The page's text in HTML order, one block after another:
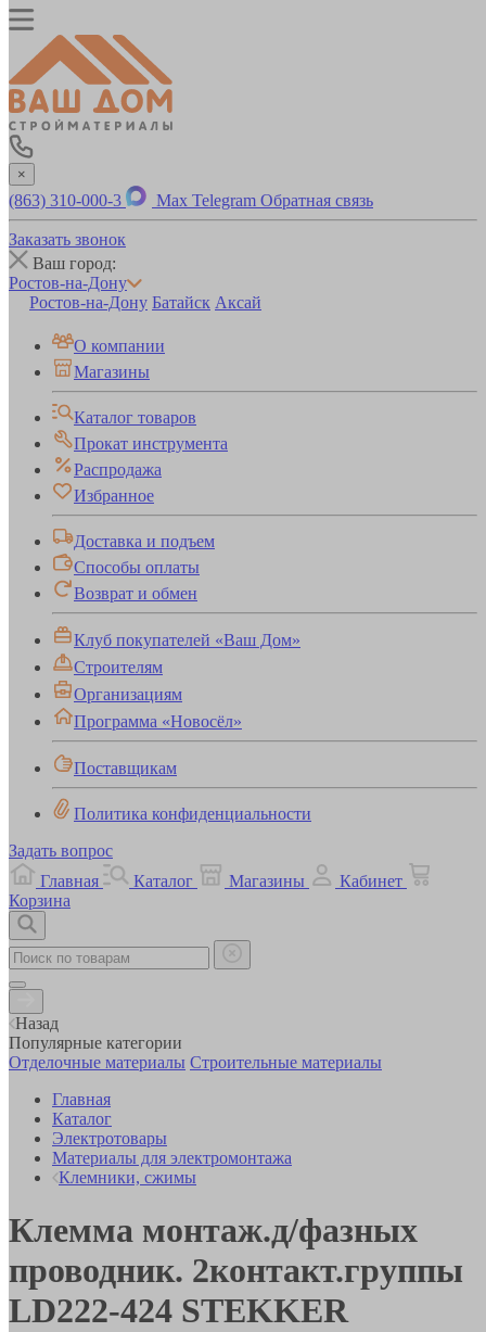
×
(863) 310-000-3 Max Telegram Обратная связь
Заказать звонок
Ваш город:
Ростов-на-Дону
Ростов-на-Дону Батайск Аксай
О компании
Магазины
Каталог товаров
Прокат инструмента
Распродажа
Избранное
Доставка и подъем
Способы оплаты
Возврат и обмен
Клуб покупателей «Ваш Дом»
Строителям
Организациям
Программа «Новосёл»
Поставщикам
Политика конфиденциальности
Задать вопрос
Главная
Каталог Магазины
Кабинет
Корзина
Назад
Популярные категории
Отделочные материалы Строительные материалы
Главная
Каталог
Электротовары
Материалы для электромонтажа
Клемники, сжимы
Клемма монтаж.д/фазных
проводник. 2контакт.группы
LD222-424 STEKKER